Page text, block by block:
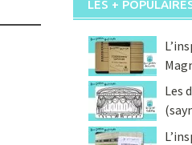
LES +
Les